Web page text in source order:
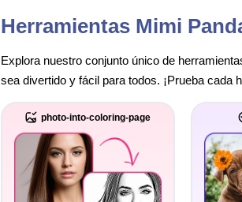
Herramientas Mimi
Explora nuestro conjunto único de
sea divertido y fácil para todos. ¡Prueba
photo-into-coloring-page